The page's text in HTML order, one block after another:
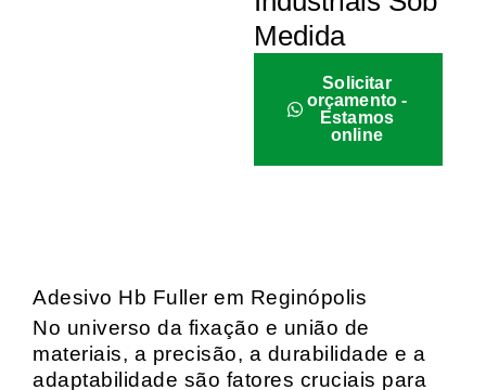
Medida
Solicitar
orçamento -
Estamos
online
Adesivo Hb Fuller em Reginópolis
No universo da fixação e união de
materiais, a precisão, a durabilidade e a
adaptabilidade são fatores cruciais para